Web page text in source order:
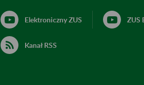
Elektroniczny ZUS ZUS
Kanał RSS